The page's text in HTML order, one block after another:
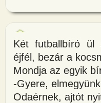
Két futballbíró ül
éjfél, bezár a
Mondja az egyik
-Gyere,
Odaérnek, ajtót